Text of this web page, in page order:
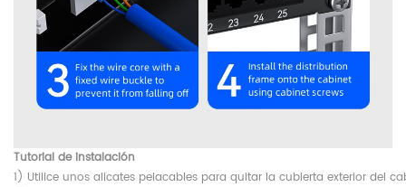
Tutorial de instalación
1) Utilice unos alicates pelacables para quitar la cubierta exterior del